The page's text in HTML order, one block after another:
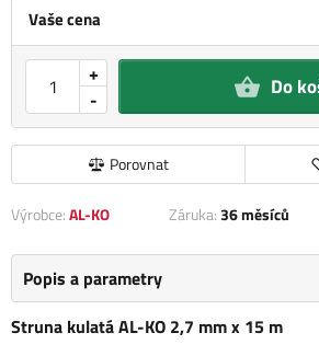
Vaše cena
-
+ Do
Porovnat
Výrobce:AL-KO Záruka:36 měsíců
Popis a parametry
Struna kulatá AL-KO 2,7 mm x 15 m